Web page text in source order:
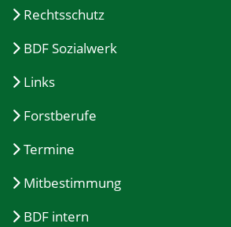
Rechtsschutz
BDF Sozialwerk
Links
Forstberufe
Termine
Mitbestimmung
BDF intern